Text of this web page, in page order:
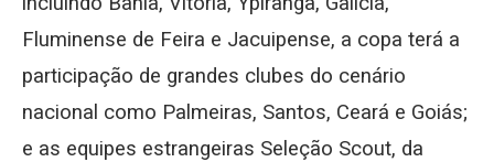
Fluminense de Feira e Jacuipense, a copa terá a
participação de grandes clubes do cenário
nacional como Palmeiras, Santos, Ceará e Goiás;
e as equipes estrangeiras Seleção Scout, da